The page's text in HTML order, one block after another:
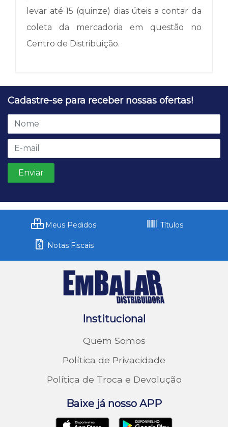
levar até 15 (quinze) dias úteis a contar da
coleta da mercadoria em questão no
Centro de Distribuição.
Cadastre-se para receber nossas ofertas!
Meus Pedidos Títulos
Notas Fiscais
Institucional
Quem Somos
Política de Privacidade
Política de Troca e Devolução
Baixe já nosso APP